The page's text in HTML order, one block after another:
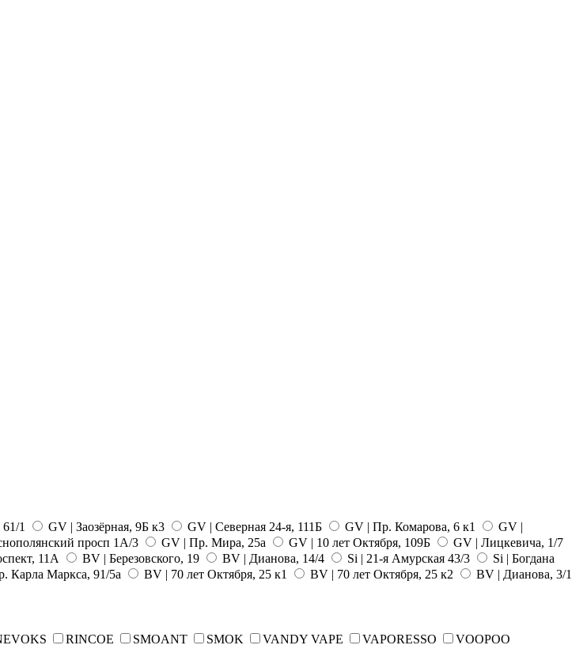
1 GV | Заозёрная, 9Б к3 GV | Северная 24-я, 111Б GV | Пр. Комарова, 6 к1
GV |
просп 1А/3 GV | Пр. Мира, 25а GV | 10 лет Октября, 109Б
GV | Лицкевича, 1/7
11А BV | Березовского, 19 BV | Дианова, 14/4 Si | 21-я Амурская 43/3
Si | Богдана
Карла Маркса, 91/5а BV | 70 лет Октября, 25 к1 BV | 70 лет Октября, 25 к2
BV | Дианова, 3/1
RINCOE SMOANT SMOK VANDY VAPE VAPORESSO VOOPOO